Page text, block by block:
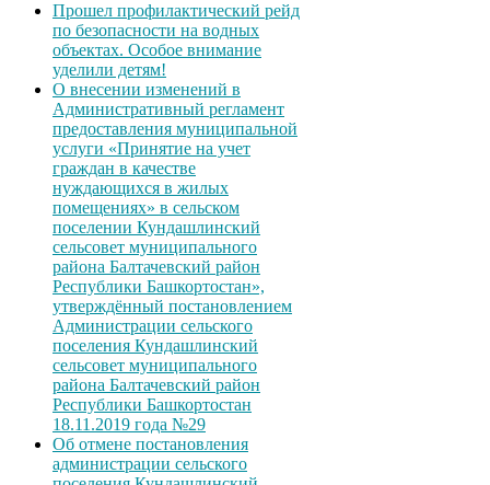
Прошел профилактический рейд
по безопасности на водных
объектах. Особое внимание
уделили детям!
О внесении изменений в
Административный регламент
предоставления муниципальной
услуги «Принятие на учет
граждан в качестве
нуждающихся в жилых
помещениях» в сельском
поселении Кундашлинский
сельсовет муниципального
района Балтачевский район
Республики Башкортостан»,
утверждённый постановлением
Администрации сельского
поселения Кундашлинский
сельсовет муниципального
района Балтачевский район
Республики Башкортостан
18.11.2019 года №29
Об отмене постановления
администрации сельского